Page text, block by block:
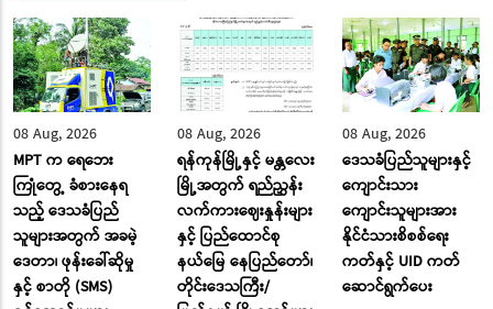
08 Aug, 2026
MPT က ရေဘေး
ကြုံတွေ့ ခံစားနေရ
သည့် ဒေသခံပြည်
သူများအတွက် အခမဲ့
ဒေတာ၊ ဖုန်းခေါ်ဆိုမှု
နှင့် စာတို (SMS)
08 Aug, 2026
ရန်ကုန်မြို့နှင့် မန္တလေး
မြို့အတွက် ရည်ညွှန်း
လက်ကားဈေးနှုန်းများ
နှင့် ပြည်ထောင်စု
နယ်မြေ နေပြည်တော်၊
တိုင်းဒေသကြီး/
08 Aug, 2026
ဒေသခံပြည်သူများနှင့်
ကျောင်းသား
ကျောင်းသူများအား
နိုင်ငံသားစိစစ်ရေး
ကတ်နှင့် UID ကတ်
ဆောင်ရွက်ပေး